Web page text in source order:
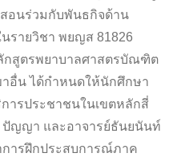
สอนร่วมกับพันธกิจด้าน
รายวิชา พยญส 81826
กสูตรพยาบาลศาสตรบัณฑิต
อื่น ได้กำหนดให้นักศึกษา
ารประชาชนในเขตหลักสี่
ปัญญา และอาจารย์ธันยนันท์
ารฝึกประสบการณ์ภาค